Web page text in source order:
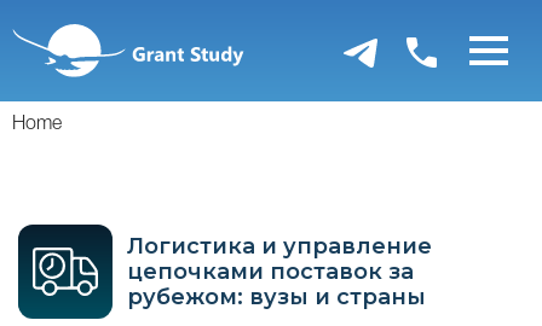
основному
содержанию
Home
Логистика и управление
цепочками поставок за
рубежом: вузы и страны